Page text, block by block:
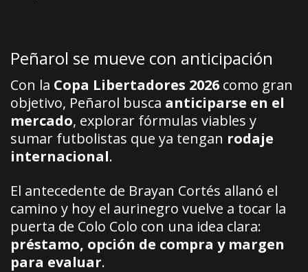
Peñarol se mueve con anticipación
Con la Copa Libertadores 2026 como gran
objetivo, Peñarol busca anticiparse en el
mercado, explorar fórmulas viables y
sumar futbolistas que ya tengan rodaje
internacional.
El antecedente de Brayan Cortés allanó el
camino y hoy el aurinegro vuelve a tocar la
puerta de Colo Colo con una idea clara:
préstamo, opción de compra y margen
para evaluar.